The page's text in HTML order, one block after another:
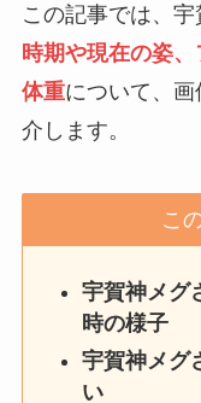
この記事では、
時期や現在の姿
体重について、
介します。
こ
宇賀神メグ
時の様子
宇賀神メグ
い